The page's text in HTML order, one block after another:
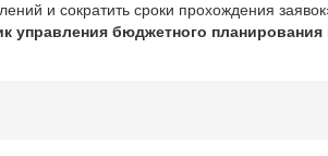
и сократить сроки прохождения
управления бюджетного